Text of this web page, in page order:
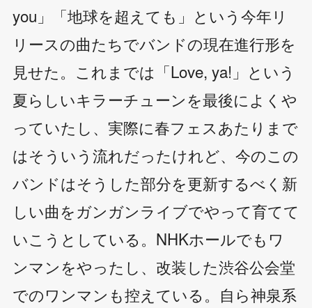
you」「地球を超えても」という今年リ
リースの曲たちでバンドの現在進行形を
見せた。これまでは「Love, ya!」という
夏らしいキラーチューンを最後によくや
っていたし、実際に春フェスあたりまで
はそういう流れだったけれど、今のこの
バンドはそうした部分を更新するべく新
しい曲をガンガンライブでやって育てて
いこうとしている。NHKホールでもワ
ンマンをやったし、改装した渋谷公会堂
でのワンマンも控えている。自ら神泉系